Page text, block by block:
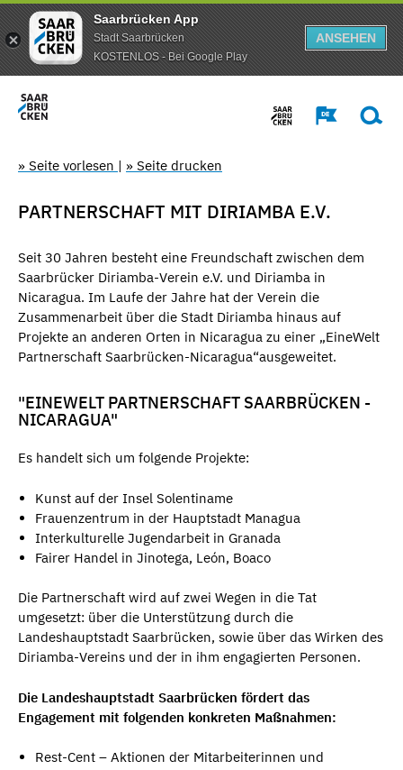
Saarbrücken App
Stadt Saarbrücken
KOSTENLOS - Bei Google Play
ANSEHEN
» Seite vorlesen | » Seite drucken
PARTNERSCHAFT MIT DIRIAMBA E.V.
Seit 30 Jahren besteht eine Freundschaft zwischen dem
Saarbrücker Diriamba-Verein e.V. und Diriamba in
Nicaragua. Im Laufe der Jahre hat der Verein die
Zusammenarbeit über die Stadt Diriamba hinaus auf
Projekte an anderen Orten in Nicaragua zu einer „EineWelt
Partnerschaft Saarbrücken-Nicaragua“ausgeweitet.
"EINEWELT PARTNERSCHAFT SAARBRÜCKEN -
NICARAGUA"
Es handelt sich um folgende Projekte:
Kunst auf der Insel Solentiname
Frauenzentrum in der Hauptstadt Managua
Interkulturelle Jugendarbeit in Granada
Fairer Handel in Jinotega, León, Boaco
Die Partnerschaft wird auf zwei Wegen in die Tat
umgesetzt: über die Unterstützung durch die
Landeshauptstadt Saarbrücken, sowie über das Wirken des
Diriamba-Vereins und der in ihm engagierten Personen.
Die Landeshauptstadt Saarbrücken fördert das
Engagement​ mit folgenden konkreten Maßnahmen:
Rest-Cent – Aktionen der Mitarbeiterinnen und